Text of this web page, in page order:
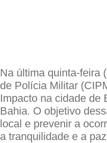
Na última quinta-feira
de Polícia Militar
Impacto na cidade de
Bahia. O objetivo
local e prevenir a
a tranquilidade e a